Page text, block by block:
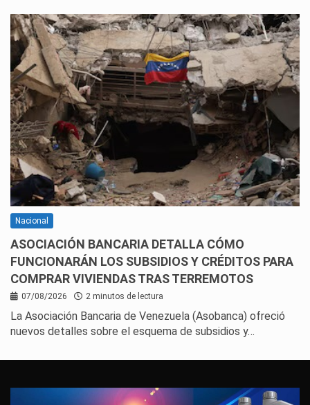
Nacional
ASOCIACIÓN BANCARIA DETALLA CÓMO
FUNCIONARÁN LOS SUBSIDIOS Y CRÉDITOS PARA
COMPRAR VIVIENDAS TRAS TERREMOTOS
07/08/2026 2 minutos de lectura
La Asociación Bancaria de Venezuela (Asobanca) ofreció
nuevos detalles sobre el esquema de subsidios y…